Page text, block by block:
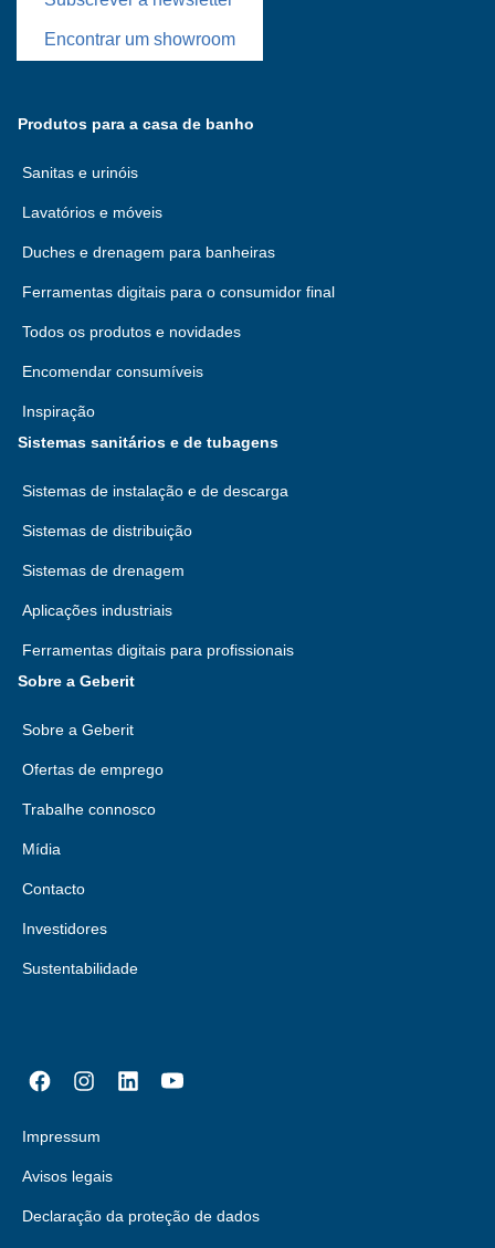
Encontrar um showroom
Produtos para a casa de banho
Sanitas e urinóis
Lavatórios e móveis
Duches e drenagem para banheiras
Ferramentas digitais para o consumidor final
Todos os produtos e novidades
Encomendar consumíveis
Inspiração
Sistemas sanitários e de tubagens
Sistemas de instalação e de descarga
Sistemas de distribuição
Sistemas de drenagem
Aplicações industriais
Ferramentas digitais para profissionais
Sobre a Geberit
Sobre a Geberit
Ofertas de emprego
Trabalhe connosco
Mídia
Contacto
Investidores
Sustentabilidade
Impressum
Avisos legais
Declaração da proteção de dados